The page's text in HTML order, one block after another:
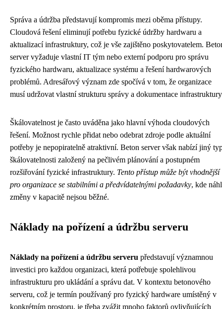
Správa a údržba představují kompromis mezi oběma přístupy.
Cloudová řešení eliminují potřebu fyzické údržby hardwaru a
aktualizací infrastruktury, což je vše zajištěno poskytovatelem.
server vyžaduje vlastní IT tým nebo externí podporu pro správu
fyzického hardwaru, aktualizace systému a řešení hardwarových
problémů. Adresářový význam zde spočívá v tom, že organizace
musí udržovat vlastní strukturu správy a dokumentace
Škálovatelnost je často uváděna jako hlavní výhoda cloudových
řešení. Možnost rychle přidat nebo odebrat zdroje podle aktuální
potřeby je nepopiratelně atraktivní. Beton server však nabízí jiný
škálovatelnosti založený na pečlivém plánování a postupném
rozšiřování fyzické infrastruktury. Tento přístup může být vhodnější
pro organizace se stabilními a předvídatelnými požadavky, kde
změny v kapacitě nejsou běžné.
Náklady na pořízení a údržbu serveru
Náklady na pořízení a údržbu serveru představují významnou
investici pro každou organizaci, která potřebuje spolehlivou
infrastrukturu pro ukládání a správu dat. V kontextu betonového
serveru, což je termín používaný pro fyzický hardware umístěný v
konkrétním prostoru, je třeba zvážit mnoho faktorů ovlivňujících